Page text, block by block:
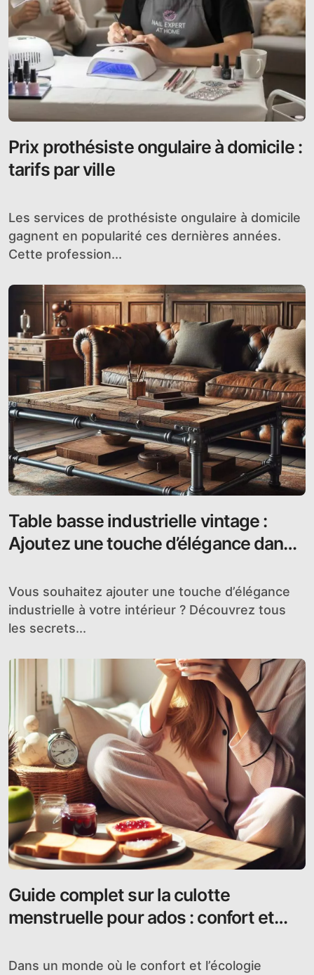
Prix prothésiste ongulaire à domicile :
tarifs par ville
Les services de prothésiste ongulaire à domicile
gagnent en popularité ces dernières années.
Cette profession...
Table basse industrielle vintage :
Ajoutez une touche d’élégance dans
Vous souhaitez ajouter une touche d’élégance
industrielle à votre intérieur ? Découvrez tous
les secrets...
Guide complet sur la culotte
menstruelle pour ados : confort et
Dans un monde où le confort et l’écologie